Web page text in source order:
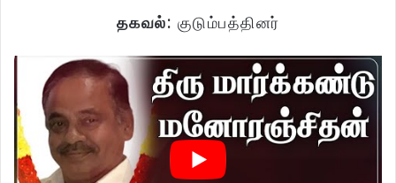
தகவல்: குடும்பத்தினர்